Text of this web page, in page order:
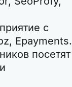
с
Epayments.
посетят